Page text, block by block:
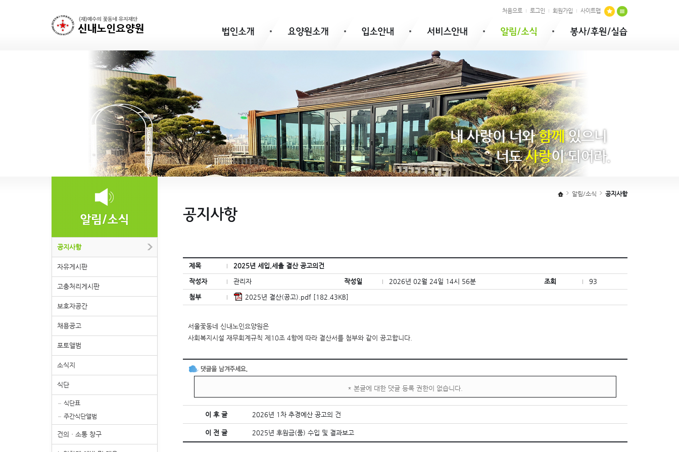
처음으로 로그인 회원가입 사이트맵
공지사항
자유게시판
고충처리게시판
보호자공간
채용공고
포토앨범
소식지
식단
식단표
주간식단앨범
건의ㆍ소통 창구
알림/소식 공지사항
제목 2025년 세입,세출 결산 공고의건
작성자 관리자 작성일 2026년 02월 24일 14시 56분 조회 93
첨부 2025년 결산(공고).pdf [182.43KB]
서울꽃동네 신내노인요양원은
사회복지시설 재무회계규칙 제10조 4항에 따라 결산서를 첨부와 같이 공고합니다.
* 본글에 대한 댓글 등록 권한이 없습니다.
이 후 글 2026년 1차 추경예산 공고의 건
이 전 글 2025년 후원금(품) 수입 및 결과보고